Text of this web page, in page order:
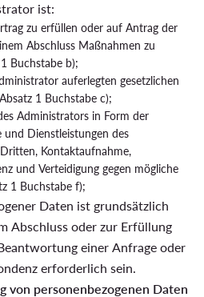
ist:
zu erfüllen oder auf Antrag der
Abschluss Maßnahmen zu
Buchstabe b);
auferlegten gesetzlichen
1 Buchstabe c);
Administrators in Form der
Dienstleistungen des
Kontaktaufnahme,
und Verteidigung gegen mögliche
1 Buchstabe f);
Daten ist grundsätzlich
Abschluss oder zur Erfüllung
einer Anfrage oder
erforderlich sein.
von personenbezogenen Daten